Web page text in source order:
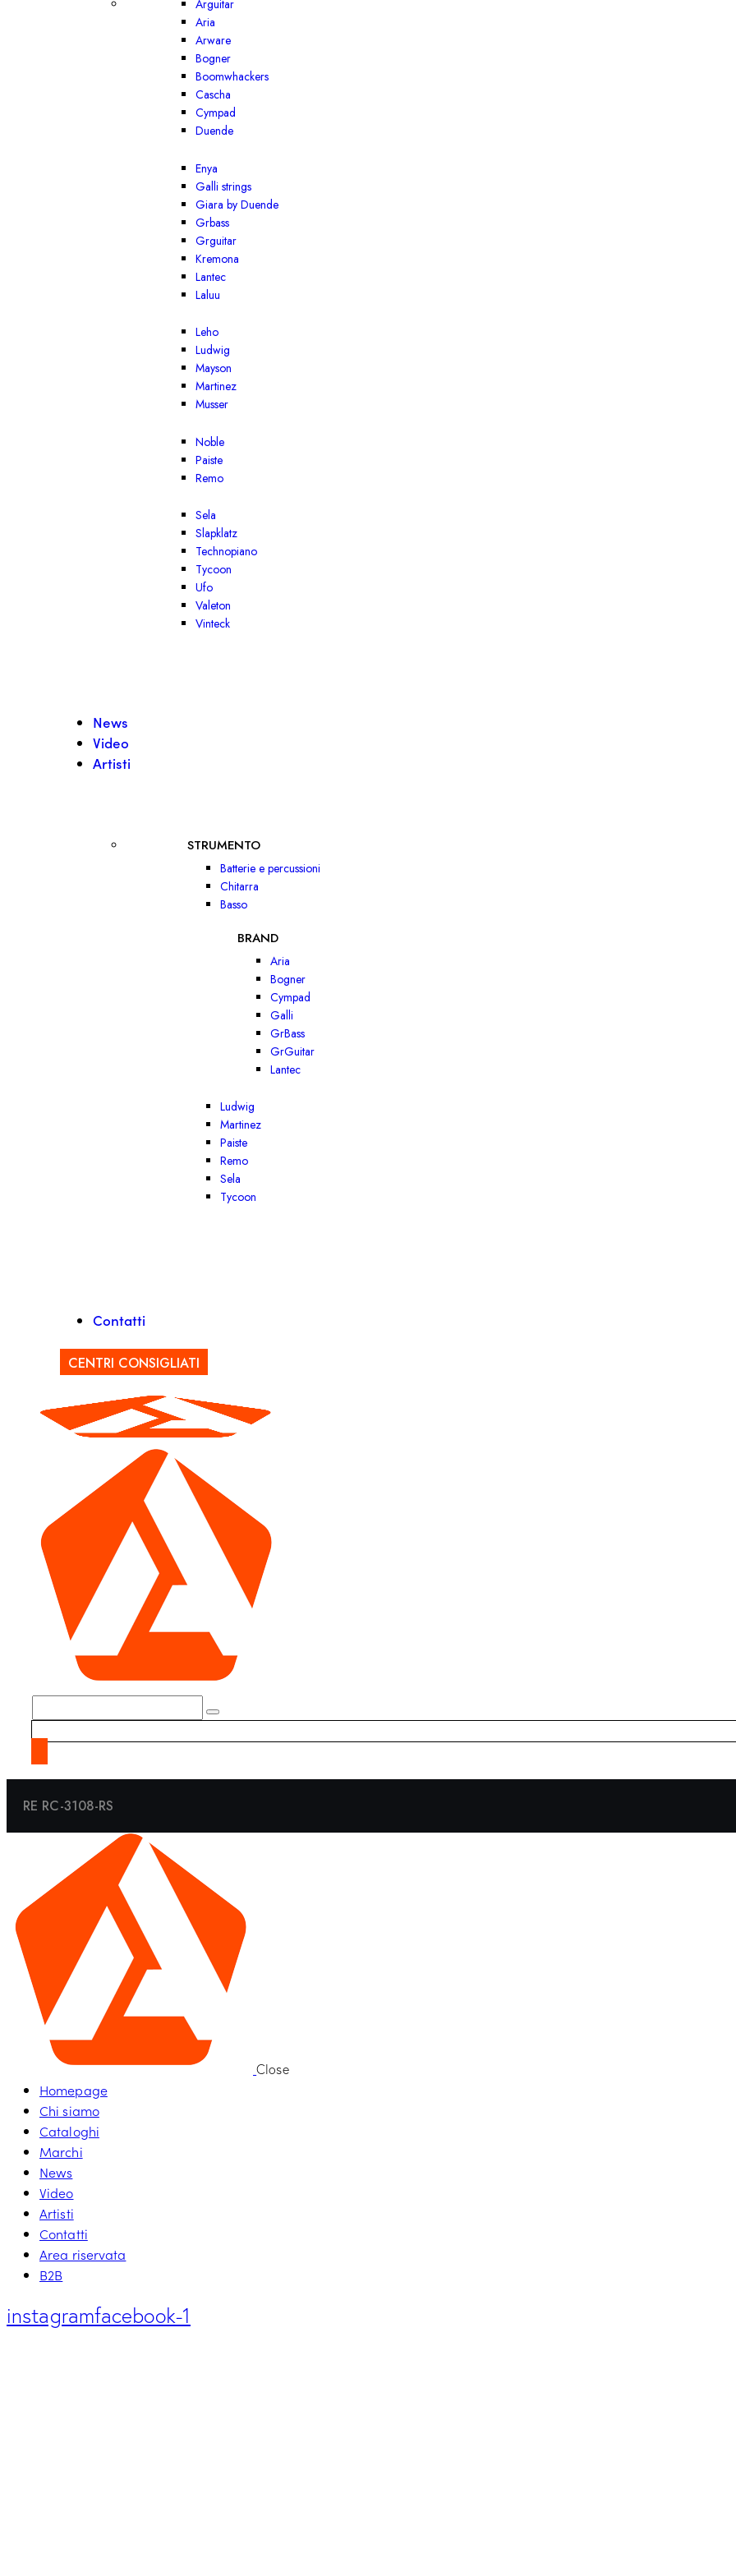
Arguitar
Aria
Arware
Bogner
Boomwhackers
Cascha
Cympad
Duende
Enya
Galli strings
Giara by Duende
Grbass
Grguitar
Kremona
Lantec
Laluu
Leho
Ludwig
Mayson
Martinez
Musser
Noble
Paiste
Remo
Sela
Slapklatz
Technopiano
Tycoon
Ufo
Valeton
Vinteck
News
Video
Artisti
STRUMENTO
Batterie e percussioni
Chitarra
Basso
BRAND
Aria
Bogner
Cympad
Galli
GrBass
GrGuitar
Lantec
Ludwig
Martinez
Paiste
Remo
Sela
Tycoon
Contatti
CENTRI CONSIGLIATI
RE RC-3108-RS
Close
Homepage
Chi siamo
Cataloghi
Marchi
News
Video
Artisti
Contatti
Area riservata
B2B
instagramfacebook-1